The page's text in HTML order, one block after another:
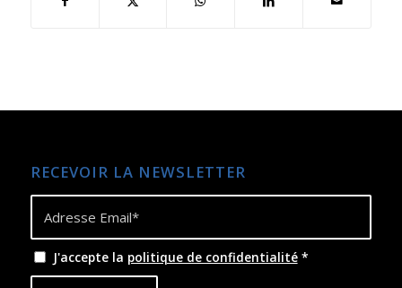
RECEVOIR LA NEWSLETTER
J'accepte la politique de confidentialité *